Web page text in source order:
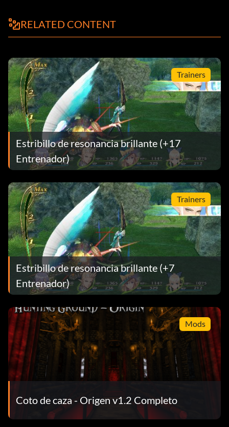
RELATED CONTENT
Trainers
Estribillo de resonancia brillante (+17
Entrenador)
Trainers
Estribillo de resonancia brillante (+7
Entrenador)
Mods
Coto de caza - Origen v1.2 Completo